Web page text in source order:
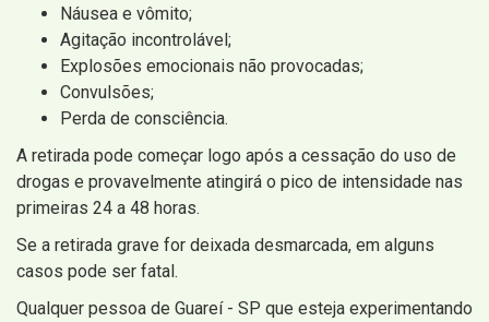
Náusea e vômito;
Agitação incontrolável;
Explosões emocionais não provocadas;
Convulsões;
Perda de consciência.
A retirada pode começar logo após a cessação do uso de
drogas e provavelmente atingirá o pico de intensidade nas
primeiras 24 a 48 horas.
Se a retirada grave for deixada desmarcada, em alguns
casos pode ser fatal.
Qualquer pessoa de Guareí - SP que esteja experimentando